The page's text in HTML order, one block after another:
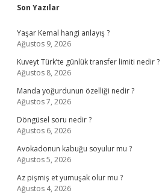
Sidebar
Son Yazılar
Yaşar Kemal hangi anlayış ?
Ağustos 9, 2026
Kuveyt Türk’te günlük transfer limiti nedir ?
Ağustos 8, 2026
Manda yoğurdunun özelliği nedir ?
Ağustos 7, 2026
Döngüsel soru nedir ?
Ağustos 6, 2026
Avokadonun kabuğu soyulur mu ?
Ağustos 5, 2026
Az pişmiş et yumuşak olur mu ?
Ağustos 4, 2026